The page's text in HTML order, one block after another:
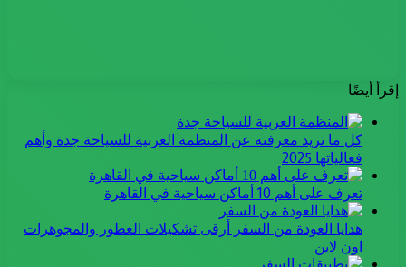
إقرأ أيضًا
كل ما تريد معرفته عن المنظمة العربية للسياحة جدة وأهم
فعالياتها 2025
تعرف على أهم 10 أماكن سياحية في القاهرة
هدايا العودة من السفر أرقى تشكيلات العطور والمجوهرات
اون لاين